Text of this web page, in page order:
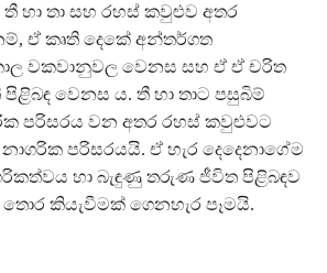
හා තා සහ රහස් කවුළුව අතර
ඒ කෘති දෙකේ අන්තර්ගත
වකවානුවල වෙනස සහ ඒ ඒ චරිත
වෙනස ය. තී හා තාට පසුබිම්
පරිසරය වන අතර රහස් කවුළුවට
පරිසරයයි. ඒ හැර දෙදෙනාගේම
හා බැඳුණු තරුණ ජීවිත පිළිබඳව
කියැවීමක් ගෙනහැර පෑමයි.